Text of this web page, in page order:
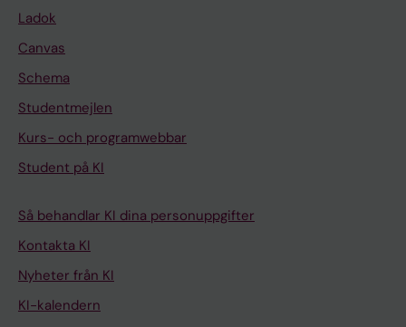
Ladok
Canvas
Schema
Studentmejlen
Kurs- och programwebbar
Student på KI
Så behandlar KI dina personuppgifter
Kontakta KI
Nyheter från KI
KI-kalendern